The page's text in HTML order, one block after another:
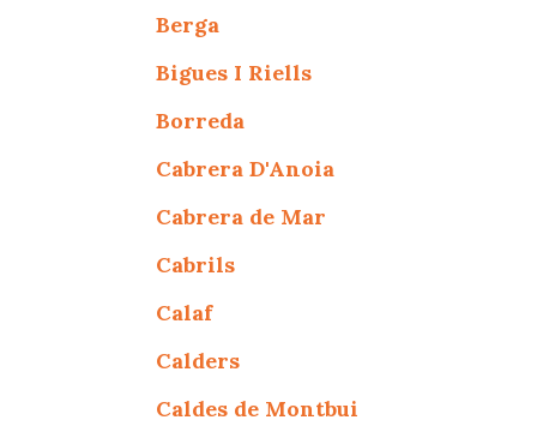
Berga
Bigues I Riells
Borreda
Cabrera D'Anoia
Cabrera de Mar
Cabrils
Calaf
Calders
Caldes de Montbui